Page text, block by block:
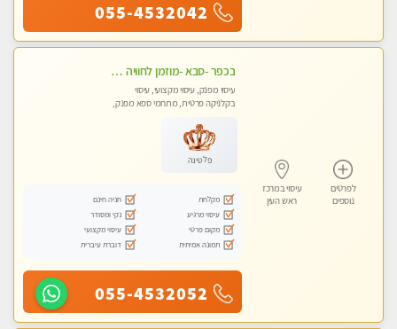
055-4532042
לפרטים
נוספים
עיסוי במרכז
ראש העין
בכפר -סבא -מוזמן לחוויה בלתי נשכחת!!!עיסוי מפנק ביותר מומלץ לחלוטין!!!
עיסוי מפנק, עיסוי מקצועי, עיסוי
בקלניקה פרטית, מתחמי ספא מפנק,
פלטינה
מקלחת
חניה חינם
עיסוי מרגיע
נקי ומסודר
מקום פרטי
עיסוי מקצועי
תמונה אמיתית
דוברת עיברית
055-4532052